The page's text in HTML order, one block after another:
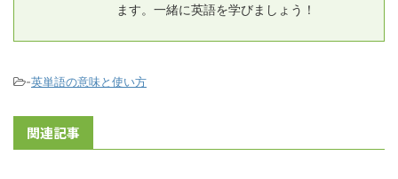
ます。一緒に英語を学びましょう！
-英単語の意味と使い方
関連記事